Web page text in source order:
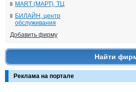
MART (МАРТ), ТЦ
БИЛАЙН, центр
обслуживания
Добавить фирму
Найти
Реклама на портале